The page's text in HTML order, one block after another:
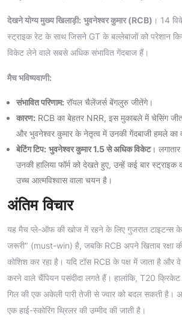
देखने योग्य मुख्य खिलाड़ी: भुवनेश्वर कुमार (RCB) । 14
स्ट्राइक रेट के साथ जिसने GT के बल्लेबाजों को परेशान
विकेट लेने वाले सबसे अधिक संभावित गेंदबाज हैं।
मैच भविष्यवाणी:
संभावित परिणाम: रॉयल चैलेंजर्स बेंगलुरु जीतेंगे।
कारण: RCB का बेहतर NRR, इस मुकाबले में चेसिंग जीत
और भुवनेश्वर कुमार के नेतृत्व में उनकी गेंदबाजी हमले का
बेटिंग टिप: भुवनेश्वर कुमार 1.5 से अधिक विकेट।
उनकी हालिया फॉर्म को देखते हुए, उन्हें कई बार स्ट्राइक
उच्च आत्मविश्वास वाला चयन है।
अंतिम विचार
यह मैच प्ले-ऑफ की खोज में रहने के लिए गुजरात टाइटन्स के
जरूरी" (must-win) है, जबकि RCB अपने खिताब रक्षा
कोशिश कर रहा है। यदि टॉस RCB के पक्ष में जाता है और वे
करने वाले चैंपियन पसंदीदा लगते हैं। हालांकि, T20
गिल की एक अकेली पारी तेजी से ज्वार को बदल सकती है।
एक हाई-स्कोरिंग थ्रिलर की उम्मीद की जाती है।